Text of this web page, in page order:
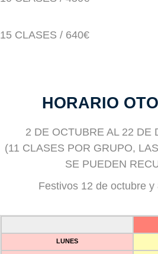
15 CLASES / 640€
HORARIO
2 DE OCTUBRE AL 22 DE
(11 CLASES POR GRUPO,
SE PUEDEN
Festivos 12 de octubre y
LUNES